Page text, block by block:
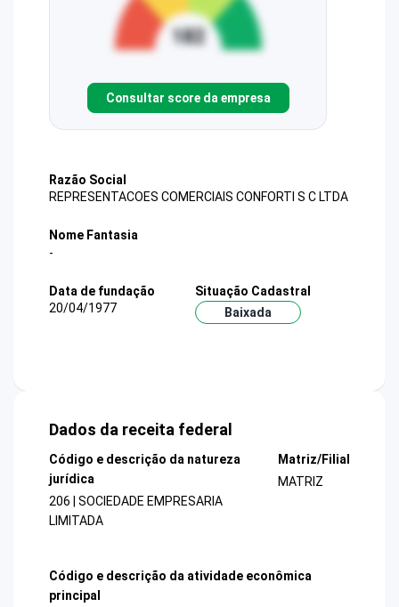
Consultar score da empresa
Razão Social
REPRESENTACOES COMERCIAIS CONFORTI S C LTDA
Nome Fantasia
-
Data de fundação
20/04/1977
Situação Cadastral
Baixada
Dados da receita federal
Código e descrição da natureza
jurídica
206 | SOCIEDADE EMPRESARIA
LIMITADA
Matriz/Filial
MATRIZ
Código e descrição da atividade econômica
principal